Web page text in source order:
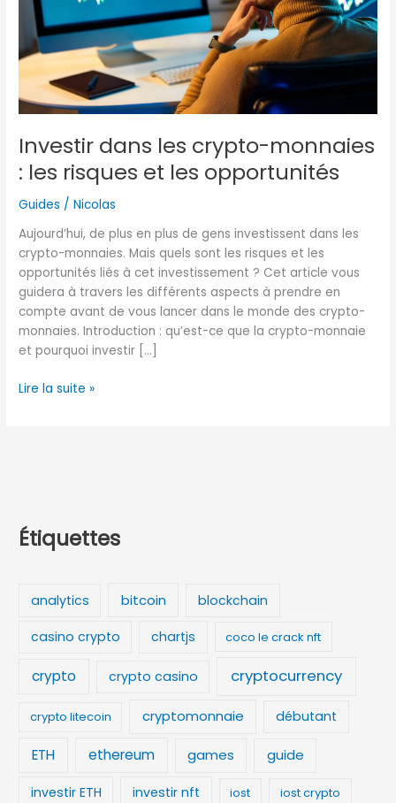
Investir dans les crypto-monnaies
: les risques et les opportunités
Guides /Nicolas
Aujourd’hui, de plus en plus de gens investissent dans les
crypto-monnaies. Mais quels sont les risques et les
opportunités liés à cet investissement ? Cet article vous
guidera à travers les différents aspects à prendre en
compte avant de vous lancer dans le monde des crypto-
monnaies. Introduction : qu’est-ce que la crypto-monnaie
et pourquoi investir […]
risques
et
les
opportunités
Lire la suite »
Étiquettes
analytics bitcoin blockchain
casino crypto chartjs coco le crack nft
crypto crypto casino cryptocurrency
crypto litecoin cryptomonnaie débutant
ETH ethereum games guide
investir ETH investir nft iost iost crypto